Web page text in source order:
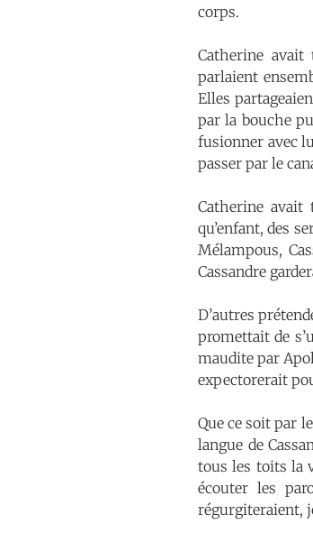
corps.
Catherine avait
parlaient
Elles
par la bouche
fusionner avec
passer par le
Catherine avait
qu’enfant, des
Mélampous,
Cassandre
D’autres
promettait de
maudite par
expectorerait
Que ce soit par
langue de
tous les toits la
écouter les
régurgiteraient,